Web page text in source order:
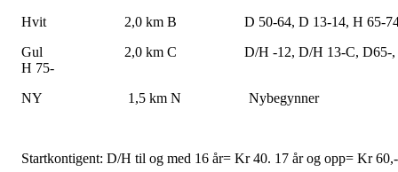
Hvit 2,0 km B D 50-64, D 13-14, H 65-
Gul 2,0 km C D/H -12, D/H 13-C, D65-,
H 75-
NY 1,5 km N Nybegynner
Startkontigent: D/H til og med 16 år= Kr 40. 17 år og opp= Kr